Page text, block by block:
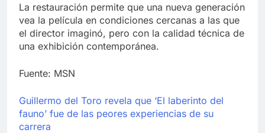
La restauración permite que una nueva generación
vea la película en condiciones cercanas a las que
el director imaginó, pero con la calidad técnica de
una exhibición contemporánea.
Fuente: MSN
Guillermo del Toro revela que ‘El laberinto del
fauno’ fue de las peores experiencias de su
carrera